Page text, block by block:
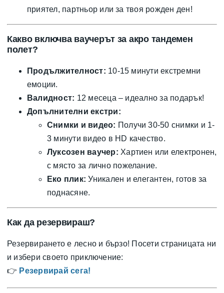
приятел, партньор или за твоя рожден ден!
Какво включва ваучерът за акро тандемен
полет?
Продължителност: 10-15 минути екстремни
емоции.
Валидност: 12 месеца – идеално за подарък!
Допълнителни екстри:
Снимки и видео: Получи 30-50 снимки и 1-
3 минути видео в HD качество.
Луксозен ваучер: Хартиен или електронен,
с място за лично пожелание.
Еко плик: Уникален и елегантен, готов за
поднасяне.
Как да резервираш?
Резервирането е лесно и бързо! Посети страницата ни
и избери своето приключение:
👉 Резервирай сега!